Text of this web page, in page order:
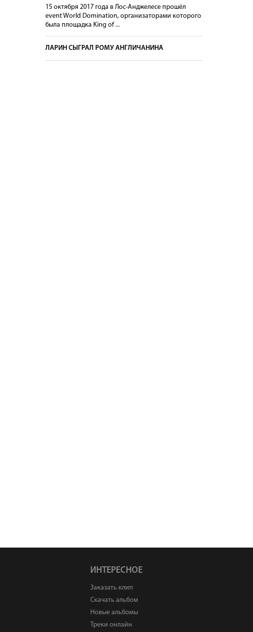
15 октября 2017 года в Лос-Анджелесе прошёл
event World Domination, организаторами которого
была площадка King of ...
ЛАРИН СЫГРАЛ РОМУ АНГЛИЧАНИНА
ИНТЕРЕСНОЕ
Заказать клип
Скачать альбом
Новые альбомы
Треки онлайн